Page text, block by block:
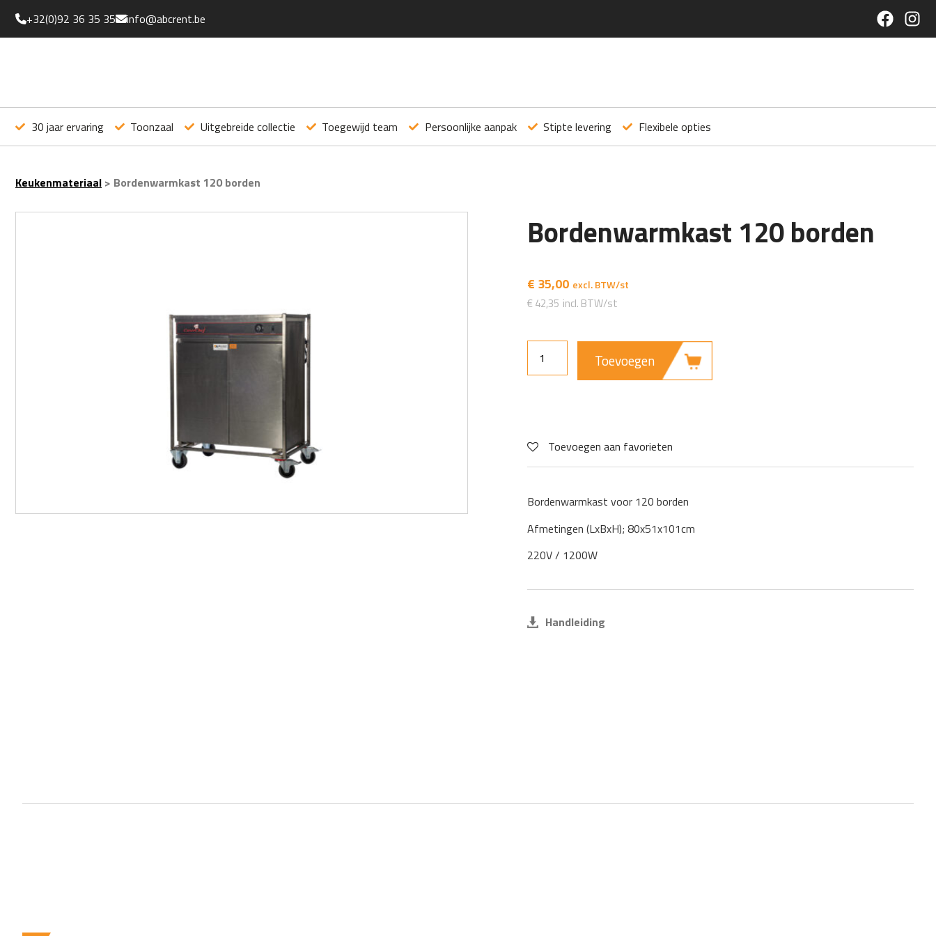
+32(0)92 36 35 35 info@abcrent.be
30 jaar ervaring Toonzaal Uitgebreide collectie Toegewijd team Persoonlijke aanpak Stipte levering Flexibele opties
Keukenmateriaal > Bordenwarmkast 120 borden
Bordenwarmkast 120 borden
€ 35,00
€ 42,35
Toevoegen
Toevoegen aan favorieten
Bordenwarmkast voor 120 borden
Afmetingen (LxBxH); 80x51x101cm
220V / 1200W
Handleiding